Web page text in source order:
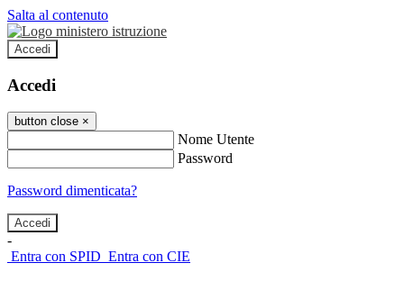
Salta al contenuto
Accedi
Accedi
button close ×
Nome Utente
Password
Password dimenticata?
-
Entra con SPID Entra con CIE